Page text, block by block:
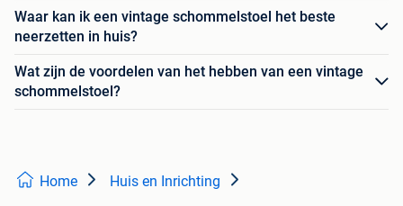
Waar kan ik een vintage schommelstoel het beste
neerzetten in huis?
Wat zijn de voordelen van het hebben van een vintage
schommelstoel?
Home Huis en Inrichting